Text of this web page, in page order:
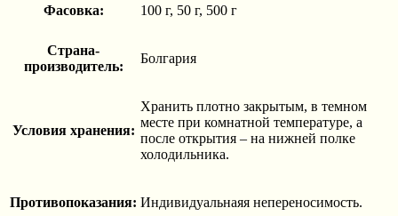
Фасовка: 100 г, 50 г, 500 г
Страна-
производитель:
Болгария
Условия хранения:
Хранить плотно закрытым, в темном
месте при комнатной температуре, а
после открытия – на нижней полке
холодильника.
Противопоказания: Индивидуальнаяя непереносимость.